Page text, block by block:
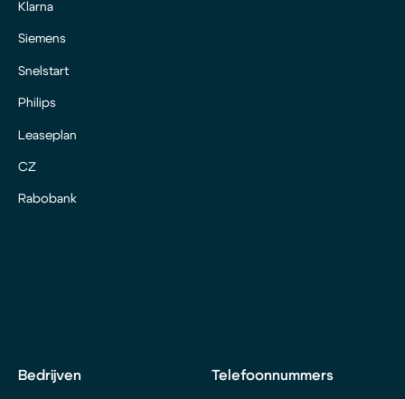
Klarna
Siemens
Snelstart
Philips
Leaseplan
CZ
Rabobank
Bedrijven Telefoonnummers